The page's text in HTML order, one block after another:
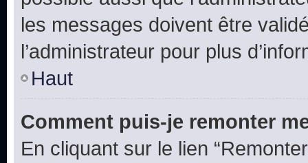
les messages doivent être
l’administrateur pour plus
Haut
Comment puis-je remonter
En cliquant sur le lien